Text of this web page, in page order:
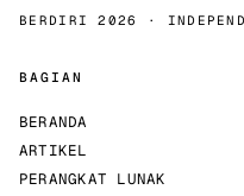
BERDIRI 2026 ·
BAGIAN
BERANDA
ARTIKEL
PERANGKAT LUNAK